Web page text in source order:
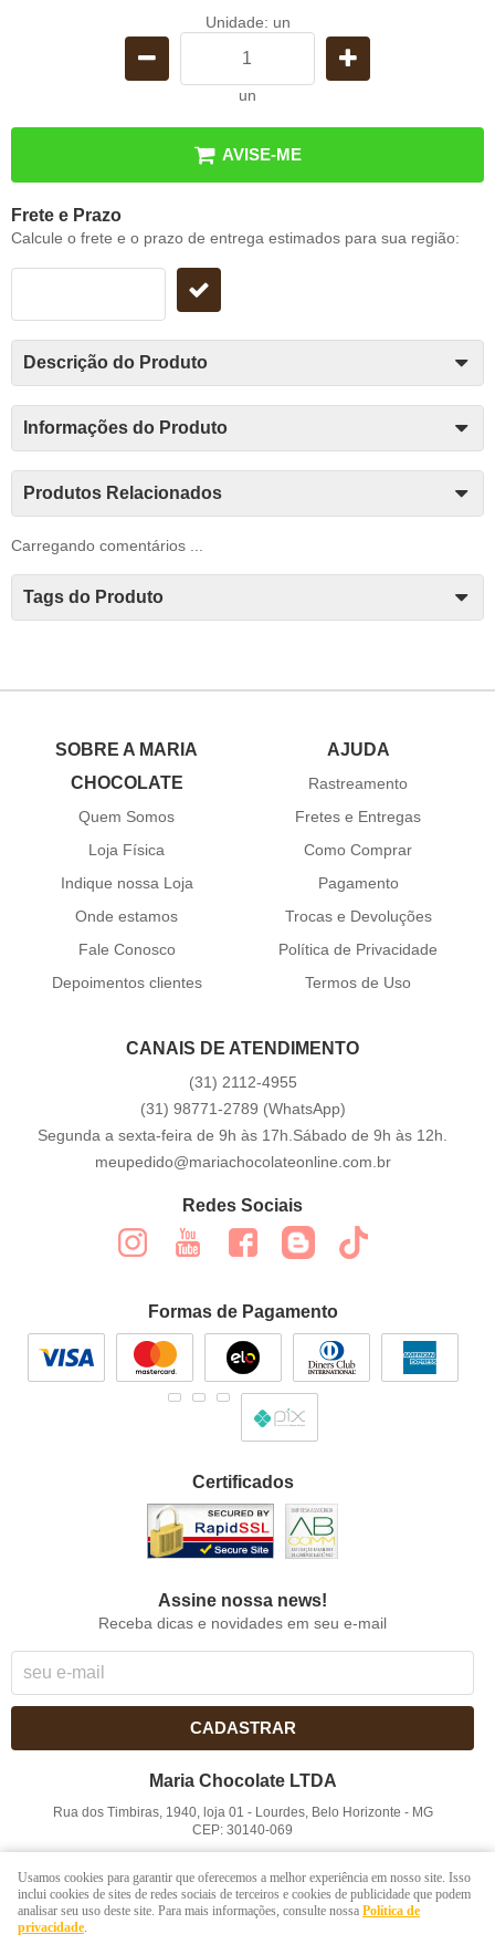
Unidade: un
un
AVISE-ME
Frete e Prazo
Calcule o frete e o prazo de entrega estimados para sua região:
Descrição do Produto
Informações do Produto
Produtos Relacionados
Carregando comentários ...
Tags do Produto
SOBRE A MARIA
CHOCOLATE
Quem Somos
Loja Física
Indique nossa Loja
Onde estamos
Fale Conosco
Depoimentos clientes
AJUDA
Rastreamento
Fretes e Entregas
Como Comprar
Pagamento
Trocas e Devoluções
Política de Privacidade
Termos de Uso
CANAIS DE ATENDIMENTO
(31) 2112-4955
(31) 98771-2789 (WhatsApp)
Segunda a sexta-feira de 9h às 17h.Sábado de 9h às 12h.
meupedido@mariachocolateonline.com.br
Redes Sociais
Formas de Pagamento
Certificados
Assine nossa news!
Receba dicas e novidades em seu e-mail
CADASTRAR
Maria Chocolate LTDA
Rua dos Timbiras, 1940, loja 01 - Lourdes, Belo Horizonte - MG
CEP: 30140-069
LOJA VIRTUAL CRIADA POR
Usamos cookies para garantir que oferecemos a melhor experiência em nosso site. Isso
inclui cookies de sites de redes sociais de terceiros e cookies de publicidade que podem
analisar seu uso deste site. Para mais informações, consulte nossa Política de
privacidade.